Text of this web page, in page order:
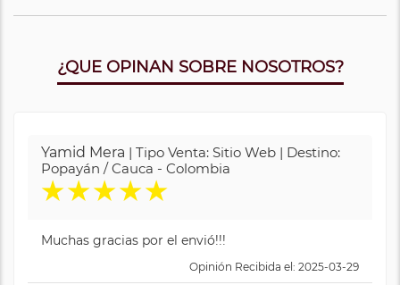
¿QUE OPINAN SOBRE NOSOTROS?
Yamid Mera | Tipo Venta: Sitio Web | Destino:
Popayán / Cauca - Colombia
★★★★★
Muchas gracias por el envió!!!
Opinión Recibida el: 2025-03-29